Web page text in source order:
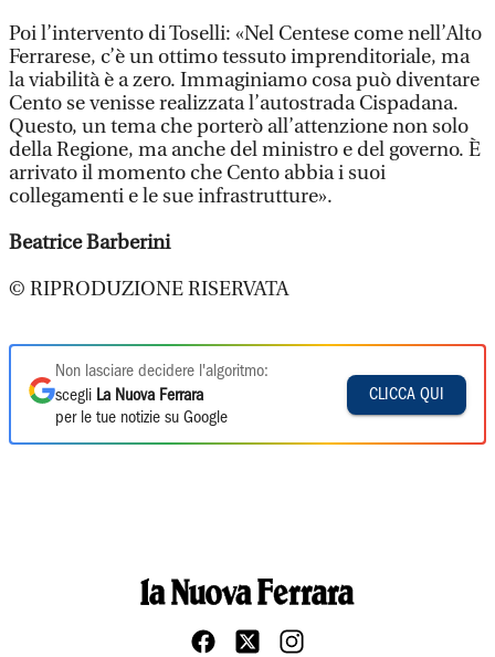
Poi l’intervento di Toselli: «Nel Centese come nell’Alto
Ferrarese, c’è un ottimo tessuto imprenditoriale, ma
la viabilità è a zero. Immaginiamo cosa può diventare
Cento se venisse realizzata l’autostrada Cispadana.
Questo, un tema che porterò all’attenzione non solo
della Regione, ma anche del ministro e del governo. È
arrivato il momento che Cento abbia i suoi
collegamenti e le sue infrastrutture».
Beatrice Barberini
© RIPRODUZIONE RISERVATA
Non lasciare decidere l'algoritmo:
scegli La Nuova Ferrara
per le tue notizie su Google
CLICCA QUI